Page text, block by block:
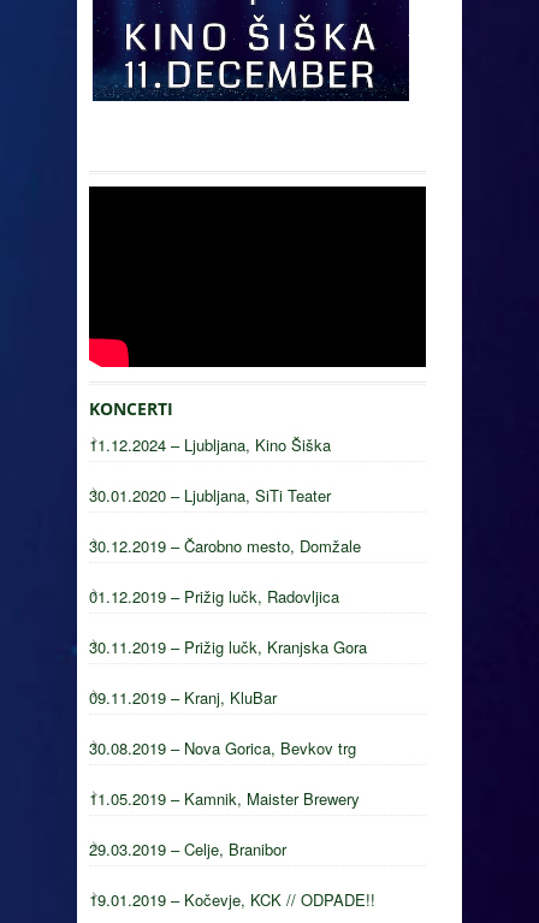
KONCERTI
11.12.2024 – Ljubljana, Kino Šiška
30.01.2020 – Ljubljana, SiTi Teater
30.12.2019 – Čarobno mesto, Domžale
01.12.2019 – Prižig lučk, Radovljica
30.11.2019 – Prižig lučk, Kranjska Gora
09.11.2019 – Kranj, KluBar
30.08.2019 – Nova Gorica, Bevkov trg
11.05.2019 – Kamnik, Maister Brewery
29.03.2019 – Celje, Branibor
19.01.2019 – Kočevje, KCK // ODPADE!!